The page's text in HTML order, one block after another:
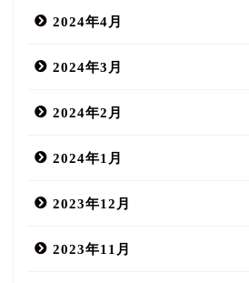
2024年4月
2024年3月
2024年2月
2024年1月
2023年12月
2023年11月